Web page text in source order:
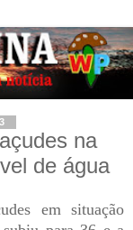
na
de água
em situação